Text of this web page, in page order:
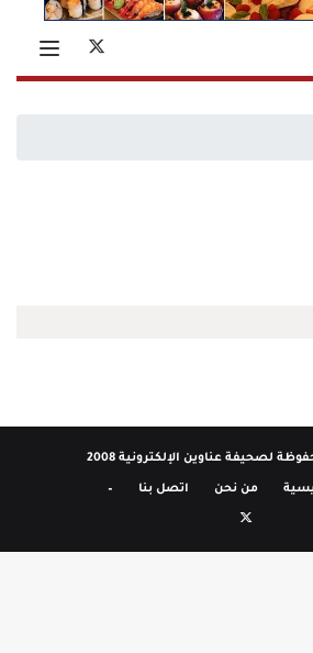
لصحيفة عناوين الإلكترونية 2008
من نحن اتصل بنا –